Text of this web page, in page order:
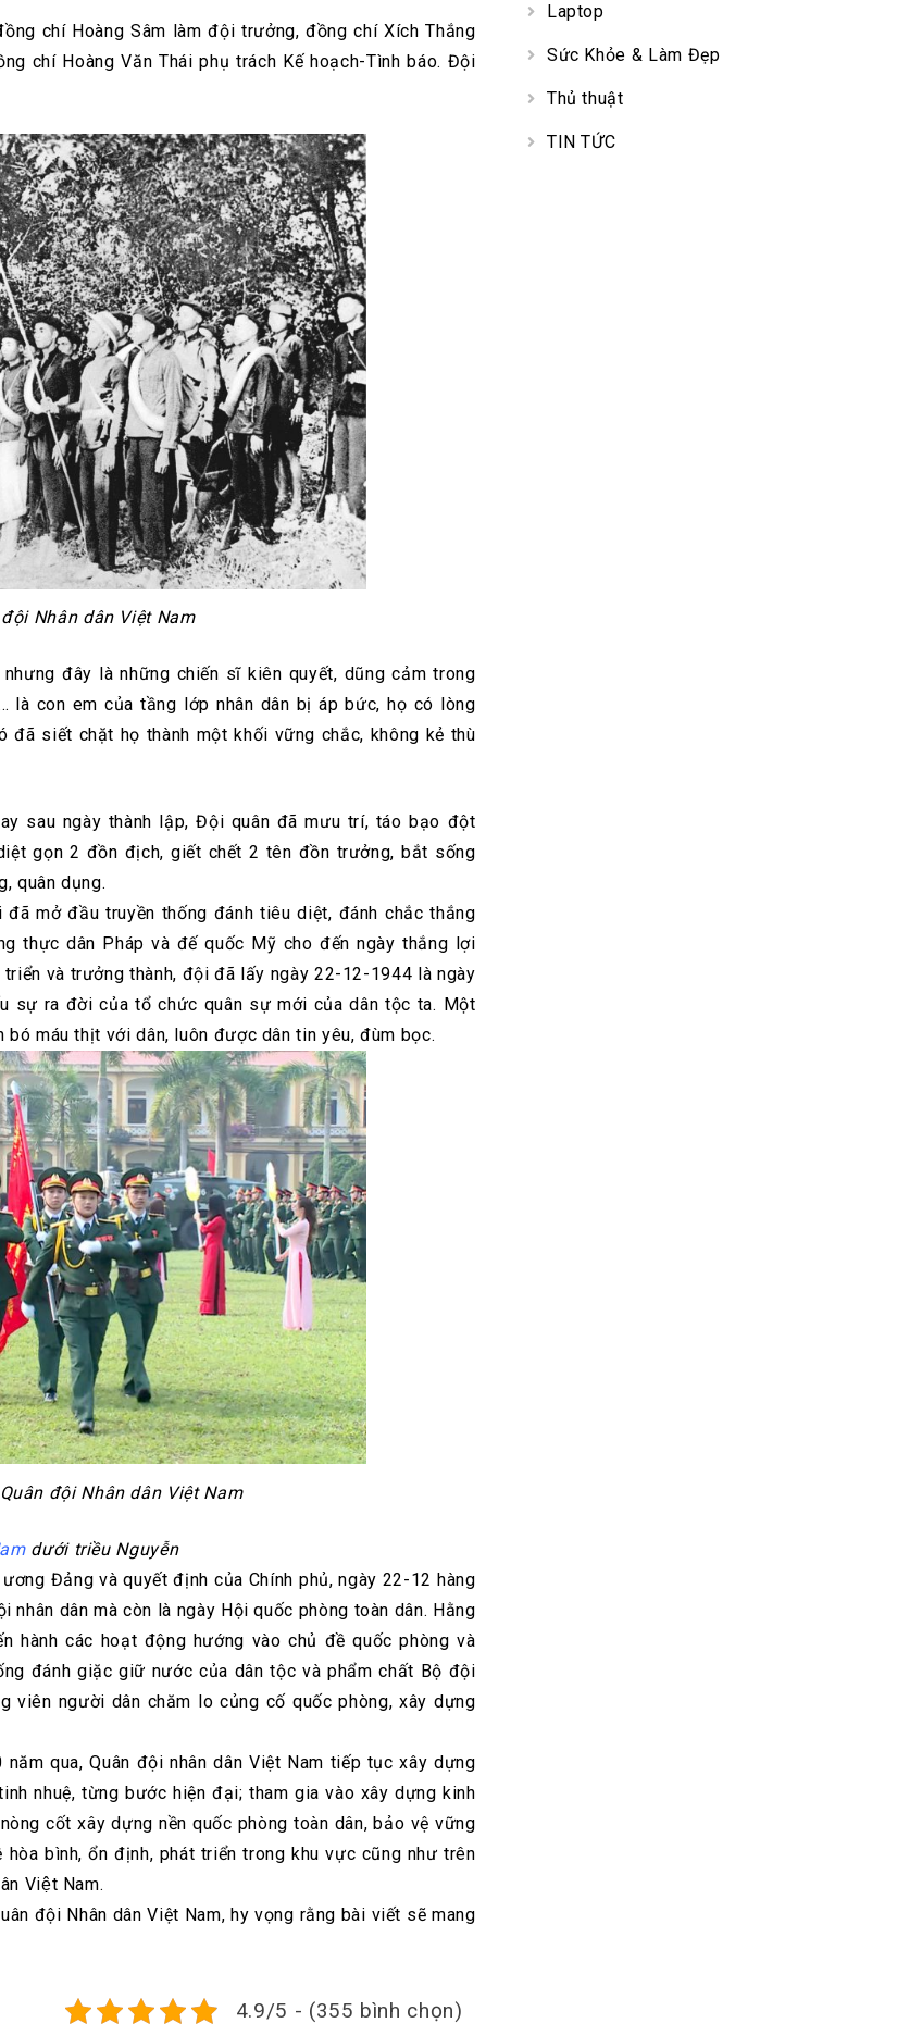
chí Hoàng Sâm làm đội trưởng, đồng chí Xích Thắng
chí Hoàng Văn Thái phụ trách Kế hoạch-Tình báo. Đội
Nhân dân Việt Nam
đây là những chiến sĩ kiên quyết, dũng cảm trong
là con em của tầng lớp nhân dân bị áp bức, họ có lòng
đã siết chặt họ thành một khối vững chắc, không kẻ thù
sau ngày thành lập, Đội quân đã mưu trí, táo bạo đột
gọn 2 đồn địch, giết chết 2 tên đồn trưởng, bắt sống
quân dụng.
mở đầu truyền thống đánh tiêu diệt, đánh chắc thắng
thực dân Pháp và đế quốc Mỹ cho đến ngày thắng lợi
và trưởng thành, đội đã lấy ngày 22-12-1944 là ngày
sự ra đời của tổ chức quân sự mới của dân tộc ta. Một
máu thịt với dân, luôn được dân tin yêu, đùm bọc.
đội Nhân dân Việt Nam
dưới triều Nguyễn
Đảng và quyết định của Chính phủ, ngày 22-12 hàng
nhân dân mà còn là ngày Hội quốc phòng toàn dân. Hằng
hành các hoạt động hướng vào chủ đề quốc phòng và
đánh giặc giữ nước của dân tộc và phẩm chất Bộ đội
viên người dân chăm lo củng cố quốc phòng, xây dựng
qua, Quân đội nhân dân Việt Nam tiếp tục xây dựng
nhuệ, từng bước hiện đại; tham gia vào xây dựng kinh
cốt xây dựng nền quốc phòng toàn dân, bảo vệ vững
bình, ổn định, phát triển trong khu vực cũng như trên
Việt Nam.
đội Nhân dân Việt Nam, hy vọng rằng bài viết sẽ mang
4.9/5 - (355 bình chọn)
Laptop
Sức Khỏe & Làm Đẹp
Thủ thuật
TIN TỨC